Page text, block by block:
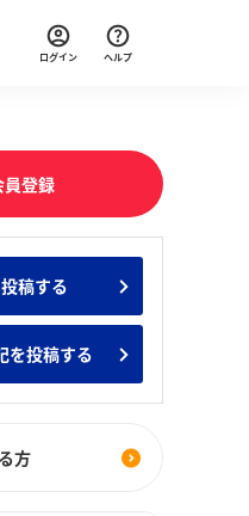
のインターン人気企業ランキ
イベント一覧
ログイン ヘルプ
登録
稿する
を投稿する
方